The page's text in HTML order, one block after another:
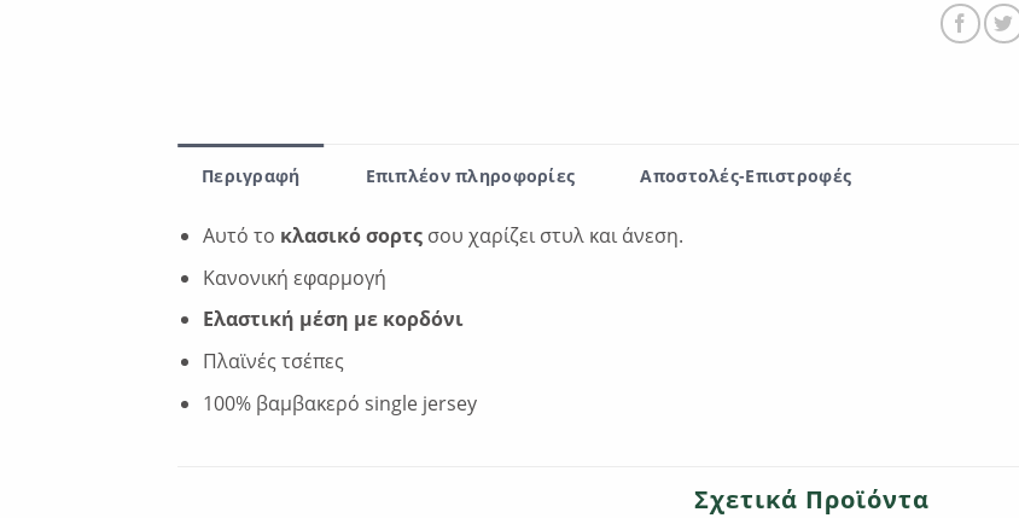
Περιγραφή Επιπλέον πληροφορίες Αποστολές-Επιστροφές
Αυτό το κλασικό σορτςσου χαρίζει στυλ και άνεση.
Κανονική εφαρμογή
Ελαστική μέση με κορδόνι
Πλαϊνές τσέπες
100% βαμβακερό single jersey
Σχετικά Προϊόντα